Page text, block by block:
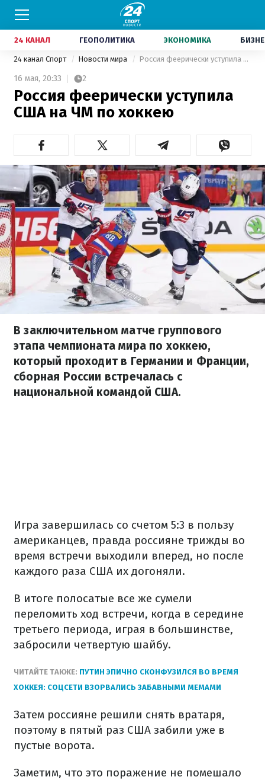
24 КАНАЛ ГЕОПОЛИТИКА ЭКОНОМИКА
24 канал Спорт Новости мира Россия феерически уступила США на ЧМ по хоккею
16 мая, 20:33 2
Россия феерически уступила
США на ЧМ по хоккею
В заключительном матче группового
этапа чемпионата мира по хоккею,
который проходит в Германии и Франции,
сборная России встречалась с
национальной командой США.
Игра завершилась со счетом 5:3 в пользу
американцев, правда россияне трижды во
время встречи выходили вперед, но после
каждого раза США их догоняли.
В итоге полосатые все же сумели
переломить ход встречи, когда в середине
третьего периода, играя в большинстве,
забросили четвертую шайбу.
ЧИТАЙТЕ ТАКЖЕ: ПУТИН ЭПИЧНО СКОНФУЗИЛСЯ ВО ВРЕМЯ
ХОККЕЯ: СОЦСЕТИ ВЗОРВАЛИСЬ ЗАБАВНЫМИ МЕМАМИ
Затем россияне решили снять вратаря,
поэтому в пятый раз США забили уже в
пустые ворота.
Заметим, что это поражение не помешало